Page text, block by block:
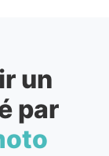
un
par